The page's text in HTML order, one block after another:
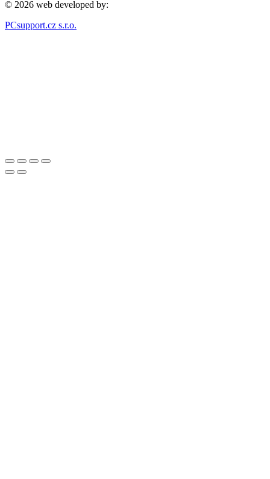
© 2026 web developed by:
PCsupport.cz s.r.o.